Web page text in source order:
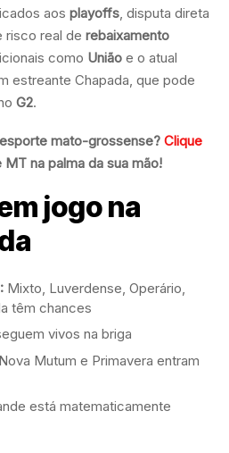
aos playoffs , disputa direta
risco real de rebaixamento
como União e o atual
estreante Chapada, que pode
G2.
mato-grossense? Clique
na palma da sua mão!
jogo na
Mixto, Luverdense, Operário,
têm chances
vivos na briga
Mutum e Primavera entram
está matematicamente